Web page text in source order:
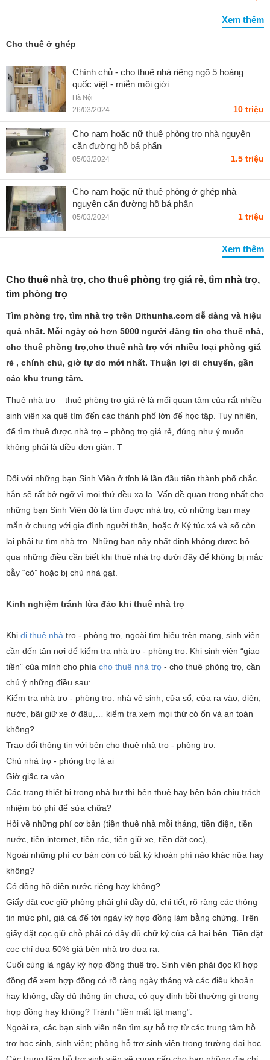
Xem thêm
Cho thuê ở ghép
Chính chủ - cho thuê nhà riêng ngõ 5 hoàng
quốc việt - miễn môi giới
Hà Nội
26/03/2024 10 triệu
Cho nam hoặc nữ thuê phòng trọ nhà nguyên
căn đường hồ bá phấn
05/03/2024 1.5 triệu
Cho nam hoặc nữ thuê phòng ở ghép nhà
nguyên căn đường hồ bá phấn
05/03/2024 1 triệu
Xem thêm
Cho thuê nhà trọ, cho thuê phòng trọ giá rẻ, tìm nhà trọ,
tìm phòng trọ
Tìm phòng trọ, tìm nhà trọ trên Dithunha.com dễ dàng và hiệu
quả nhất. Mỗi ngày có hơn 5000 người đăng tin cho thuê nhà,
cho thuê phòng trọ,cho thuê nhà trọ với nhiều loại phòng giá
rẻ , chính chủ, giờ tự do mới nhất. Thuận lợi di chuyển, gần
các khu trung tâm.
Thuê nhà trọ – thuê phòng trọ giá rẻ là mối quan tâm của rất nhiều
sinh viên xa quê tìm đến các thành phố lớn để học tập. Tuy nhiên,
để tìm thuê được nhà trọ – phòng trọ giá rẻ, đúng như ý muốn
không phải là điều đơn giản. T
Đối với những bạn Sinh Viên ở tỉnh lẻ lần đầu tiên thành phố chắc
hẳn sẽ rất bở ngỡ vì mọi thứ đều xa lạ. Vấn đề quan trọng nhất cho
những bạn Sinh Viên đó là tìm được nhà trọ, có những bạn may
mắn ở chung với gia đình người thân, hoặc ở Ký túc xá và số còn
lại phải tự tìm nhà trọ. Những bạn này nhất định không được bỏ
qua những điều cần biết khi thuê nhà trọ dưới đây để không bị mắc
bẫy “cò” hoặc bị chủ nhà gạt.
Kinh nghiệm tránh lừa đảo khi thuê nhà trọ
Khi đi thuê nhà trọ - phòng trọ, ngoài tìm hiểu trên mạng, sinh viên
cần đến tận nơi để kiểm tra nhà trọ - phòng trọ. Khi sinh viên “giao
tiền” của mình cho phía cho thuê nhà trọ - cho thuê phòng trọ, cần
chú ý những điều sau:
Kiểm tra nhà trọ - phòng trọ: nhà vệ sinh, cửa sổ, cửa ra vào, điện,
nước, bãi giữ xe ở đâu,… kiểm tra xem mọi thứ có ổn và an toàn
không?
Trao đổi thông tin với bên cho thuê nhà trọ - phòng trọ:
Chủ nhà trọ - phòng trọ là ai
Giờ giấc ra vào
Các trang thiết bị trong nhà hư thì bên thuê hay bên bán chịu trách
nhiệm bỏ phí để sửa chữa?
Hỏi về những phí cơ bản (tiền thuê nhà mỗi tháng, tiền điện, tiền
nước, tiền internet, tiền rác, tiền giữ xe, tiền đặt cọc),
Ngoài những phí cơ bản còn có bất kỳ khoản phí nào khác nữa hay
không?
Có đồng hồ điện nước riêng hay không?
Giấy đặt cọc giữ phòng phải ghi đầy đủ, chi tiết, rõ ràng các thông
tin mức phí, giá cả để tới ngày ký hợp đồng làm bằng chứng. Trên
giấy đặt cọc giữ chỗ phải có đầy đủ chữ ký của cả hai bên. Tiền đặt
cọc chỉ đưa 50% giá bên nhà trọ đưa ra.
Cuối cùng là ngày ký hợp đồng thuê trọ. Sinh viên phải đọc kĩ hợp
đồng để xem hợp đồng có rõ ràng ngày tháng và các điều khoản
hay không, đầy đủ thông tin chưa, có quy định bồi thường gì trong
hợp đồng hay không? Tránh “tiền mất tật mang”.
Ngoài ra, các bạn sinh viên nên tìm sự hỗ trợ từ các trung tâm hỗ
trợ học sinh, sinh viên; phòng hỗ trợ sinh viên trong trường đại học.